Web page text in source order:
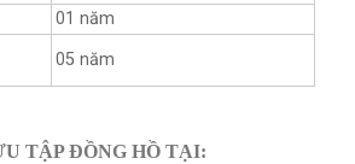
01 năm
05 năm
TẬP ĐỒNG HỒ TẠI: